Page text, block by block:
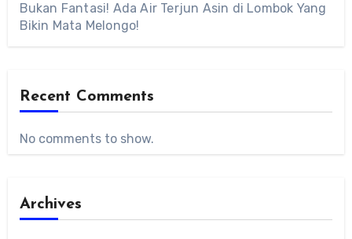
Bukan Fantasi! Ada Air Terjun Asin di Lombok Yang
Bikin Mata Melongo!
Recent Comments
No comments to show.
Archives